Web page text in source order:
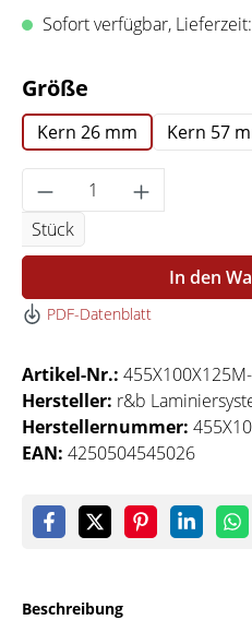
Sofort verfügbar,
Größe
Kern 26 mm Kern 57
Produkt Anzahl:
Stück
In den
PDF-Datenblatt
Artikel-Nr.:
Hersteller: r&b
Herstellernummer:
EAN: 4250504545026
Beschreibung